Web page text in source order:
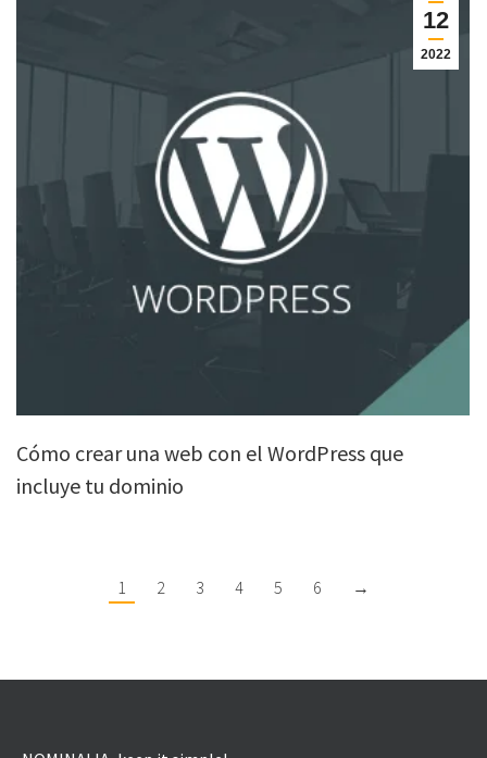
12
2022
Cómo crear una web con el WordPress que
incluye tu dominio
1 2 3 4 5 6 →